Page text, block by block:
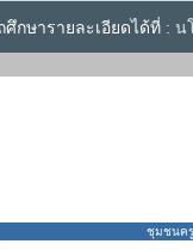
กษารายละเอียดได้ที่ : น
ชุมชนครู